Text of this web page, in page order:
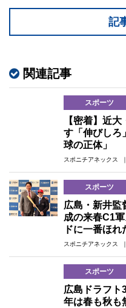
記
関連記事
スポーツ
【密着】近
す「伸びしろ
球の正体」
スポニチアネックス
スポーツ
広島・新井
成の来春C1
ドに一番ほれ
スポニチアネックス
スポーツ
広島ドラフ
年は春も秋